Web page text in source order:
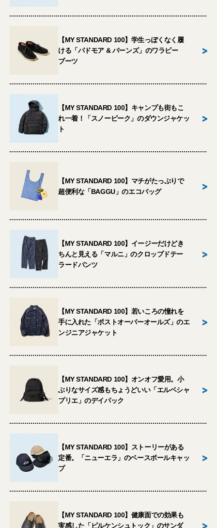
【MY STANDARD 100】学生っぽくなく履
ける「パドモア & バーンズ」のワラビー
ブーツ
>
【MY STANDARD 100】キャンプも街もこ
れ一着！「スノーピーク」のダウンジャケッ
ト
>
【MY STANDARD 100】マチがたっぷりで
超便利な「BAGGU」のエコバッグ
>
【MY STANDARD 100】イージーだけどき
ちんと見える「マルニ」のクロップドテー
ラードパンツ
>
【MY STANDARD 100】若いころの憧れを
手に入れた「ポストオーバーオールズ」のエ
ンジニアジャケット
>
【MY STANDARD 100】オンオフ愛用。小
ぶりなサイズ感もちょうどいい「エルベシャ
プリエ」のデイパック
>
【MY STANDARD 100】ストーリーがある
定番。「ニューエラ」のベースボールキャッ
プ
>
【MY STANDARD 100】健康面での効果も
実感した「ビルケンシュトック」のサンダ